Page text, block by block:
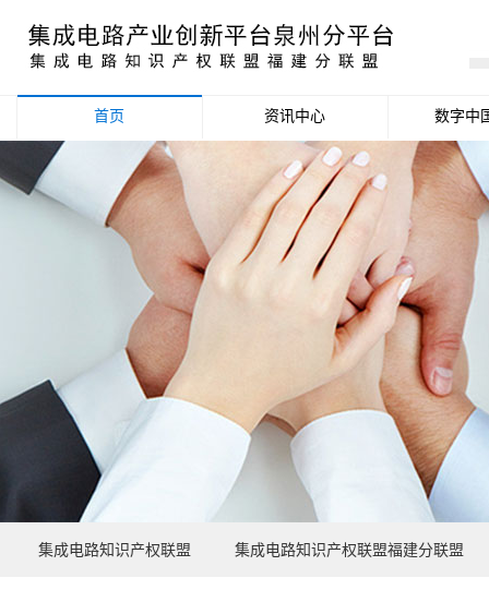
首页 资讯中心
产业资讯
政策信息
活动公告
项目申报信息
数字中
集成电路知识产权联盟 集成电路知识产权联盟福建分联盟